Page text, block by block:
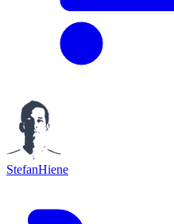
StefanHiene